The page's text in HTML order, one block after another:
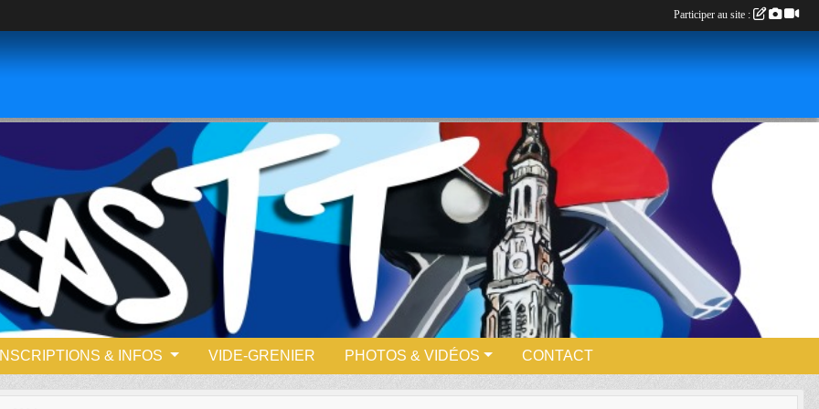
INSCRIPTIONS & INFOS VIDE-GRENIER PHOTOS & VIDÉOS CONTACT
Participer au site :